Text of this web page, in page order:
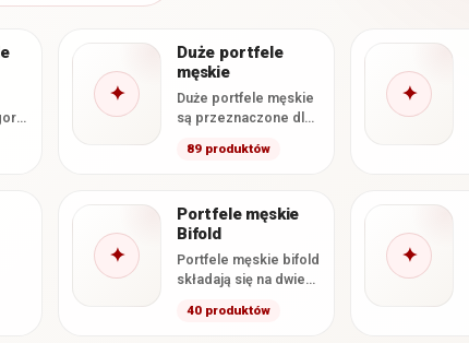
✦
Duże portfele
męskie
Duże portfele męskie
są przeznaczone dla
przechowywać karty,
89 produktów
✦
✦
Portfele męskie
Bifold
Portfele męskie bifold
składają się na dwie
najczęściej zamykane
40 produktów
✦